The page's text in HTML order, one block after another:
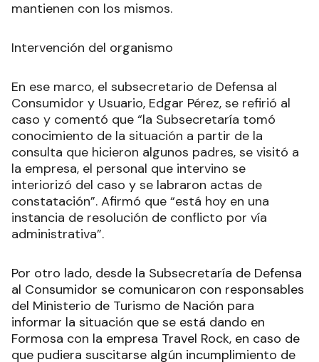
mantienen con los mismos.
Intervención del organismo
En ese marco, el subsecretario de Defensa al
Consumidor y Usuario, Edgar Pérez, se refirió al
caso y comentó que “la Subsecretaría tomó
conocimiento de la situación a partir de la
consulta que hicieron algunos padres, se visitó a
la empresa, el personal que intervino se
interiorizó del caso y se labraron actas de
constatación”. Afirmó que “está hoy en una
instancia de resolución de conflicto por vía
administrativa”.
Por otro lado, desde la Subsecretaría de Defensa
al Consumidor se comunicaron con responsables
del Ministerio de Turismo de Nación para
informar la situación que se está dando en
Formosa con la empresa Travel Rock, en caso de
que pudiera suscitarse algún incumplimiento de